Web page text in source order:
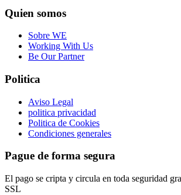
Quien somos
Sobre WE
Working With Us
Be Our Partner
Politica
Aviso Legal
politica privacidad
Politica de Cookies
Condiciones generales
Pague de forma segura
El pago se cripta y circula en toda seguridad
SSL